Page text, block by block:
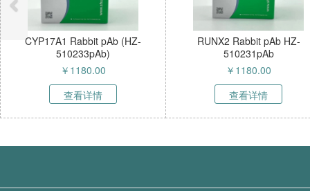
Rabbit pAb (HZ-
510233pAb)
RUNX2 Rabbit pAb HZ-
510231pAb